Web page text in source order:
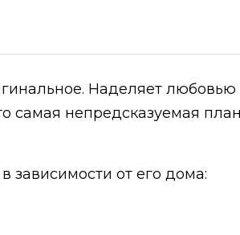
Наделяет
самая непредсказуемая
зависимости от его дома: